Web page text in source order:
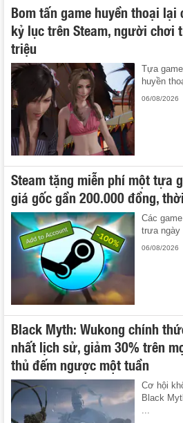
Bom tấn game huyền thoại
kỷ lục trên Steam, người chơi
triệu
Tựa
huyền
06/08/2026
Steam tặng miễn phí một tựa
giá gốc gần 200.000 đồng,
Các
trưa ngày
06/08/2026
Black Myth: Wukong chính
nhất lịch sử, giảm 30% trên
thủ đếm ngược một tuần
Cơ hội
Black
...